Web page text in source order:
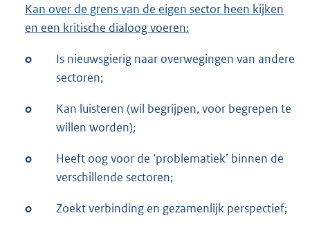
Kan over de grens van de eigen sector heen kijken
en een kritische dialoog voeren:
o
Is nieuwsgierig naar overwegingen van andere
sectoren;
o
Kan luisteren (wil begrijpen, voor begrepen te
willen worden);
o
Heeft oog voor de ‘problematiek’ binnen de
verschillende sectoren;
o Zoekt verbinding en gezamenlijk perspectief;